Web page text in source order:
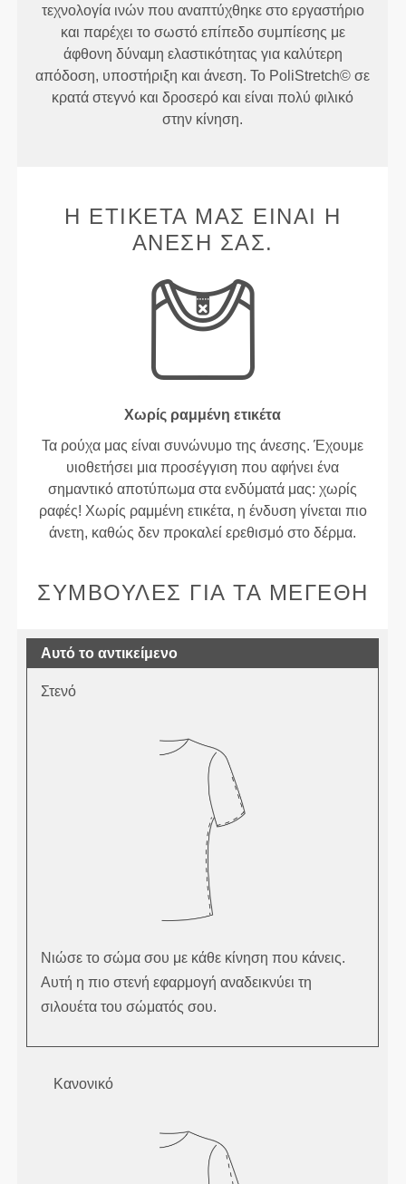
τεχνολογία ινών που αναπτύχθηκε στο εργαστήριο
και παρέχει το σωστό επίπεδο συμπίεσης με
άφθονη δύναμη ελαστικότητας για καλύτερη
απόδοση, υποστήριξη και άνεση. Το PoliStretch© σε
κρατά στεγνό και δροσερό και είναι πολύ φιλικό
στην κίνηση.
Η ΕΤΙΚΈΤΑ ΜΑΣ ΕΊΝΑΙ Η
ΆΝΕΣΉ ΣΑΣ.
Χωρίς ραμμένη ετικέτα
Τα ρούχα μας είναι συνώνυμο της άνεσης. Έχουμε
υιοθετήσει μια προσέγγιση που αφήνει ένα
σημαντικό αποτύπωμα στα ενδύματά μας: χωρίς
ραφές! Χωρίς ραμμένη ετικέτα, η ένδυση γίνεται πιο
άνετη, καθώς δεν προκαλεί ερεθισμό στο δέρμα.
ΣΥΜΒΟΥΛΈΣ ΓΙΑ ΤΑ ΜΕΓΈΘΗ
Αυτό το αντικείμενο
Στενό
Νιώσε το σώμα σου με κάθε κίνηση που κάνεις.
Αυτή η πιο στενή εφαρμογή αναδεικνύει τη
σιλουέτα του σώματός σου.
Κανονικό